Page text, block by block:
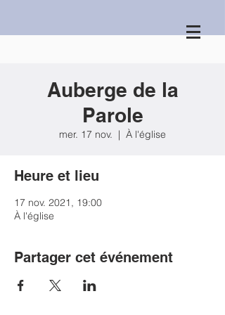
Auberge de la
Parole
mer. 17 nov.
  |
À l'église
Heure et lieu
17 nov. 2021, 19:00
À l'église
Partager cet événement